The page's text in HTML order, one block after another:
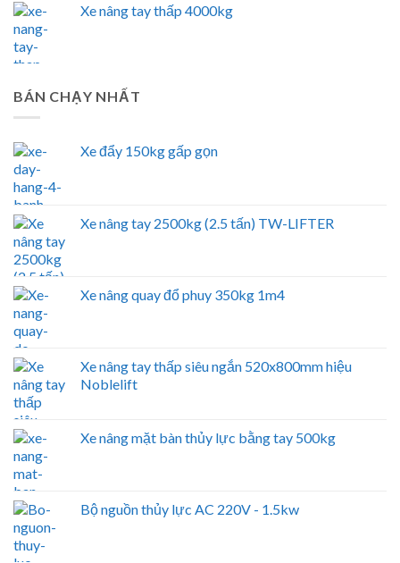
Xe nâng tay thấp 4000kg
BÁN CHẠY NHẤT
Xe đẩy 150kg gấp gọn
Xe nâng tay 2500kg (2.5 tấn) TW-LIFTER
Xe nâng quay đổ phuy 350kg 1m4
Xe nâng tay thấp siêu ngắn 520x800mm hiệu
Noblelift
Xe nâng mặt bàn thủy lực bằng tay 500kg
Bộ nguồn thủy lực AC 220V - 1.5kw